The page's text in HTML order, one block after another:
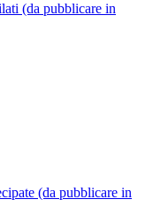
(da pubblicare in
(da pubblicare in